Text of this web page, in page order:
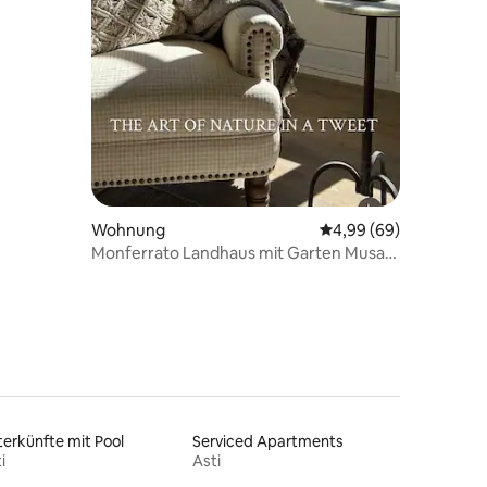
Wohnung Durchschnittliche
4,99 (69)
Monferrato Landhaus mit Garten Musa
mit Pool
Serviced Apartments
Asti